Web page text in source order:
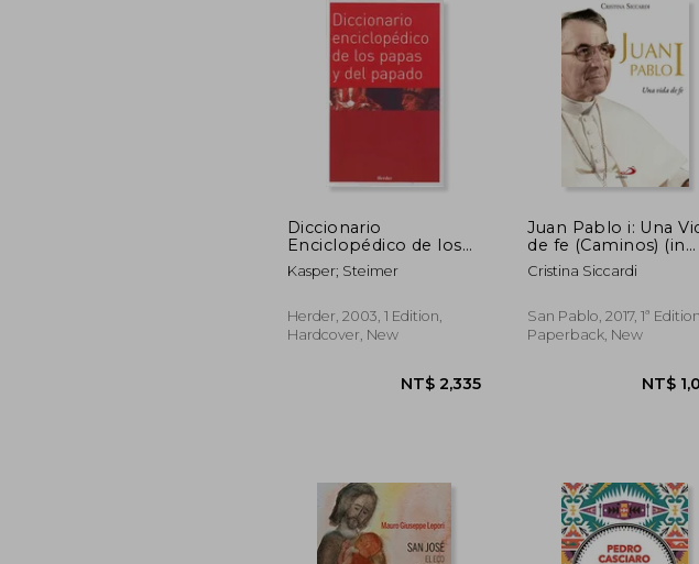
NT$ 1,499
Diccionario
Enciclopédico de los
Papas y del Papado
(Enciclopedia de
Spanish)
Kasper; Steimer
Herder, 2003, 1 Edition,
Hardcover, New
Juan Pablo i: Una
de fe (Caminos) (in
Spanish)
Cristina Siccardi
San Pablo, 2017, 1ª Edition,
Paperback, New